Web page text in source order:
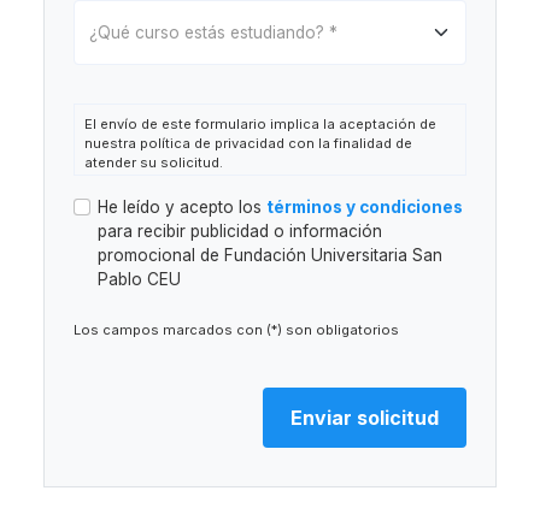
El envío de este formulario implica la aceptación de
nuestra política de privacidad con la finalidad de
atender su solicitud.
Responsable:Fundación Universitaria San Pablo CEU
(en adelante, FUSP-CEU).
Finalidad:Atender la solicitud de información o
gestionar la asistencia al evento. Está prevista la
elaboración de perfiles.
carácter personal a fundaciones y entidades
Acceso, rectificación, limitación del
autoridades de control, así como otros derechos, tal
Uso de la imagen:En cumplimiento de lo establecido
He leído y acepto los términos y condiciones
para recibir publicidad o información
promocional de Fundación Universitaria San
Pablo CEU
Los campos marcados con (*) son obligatorios